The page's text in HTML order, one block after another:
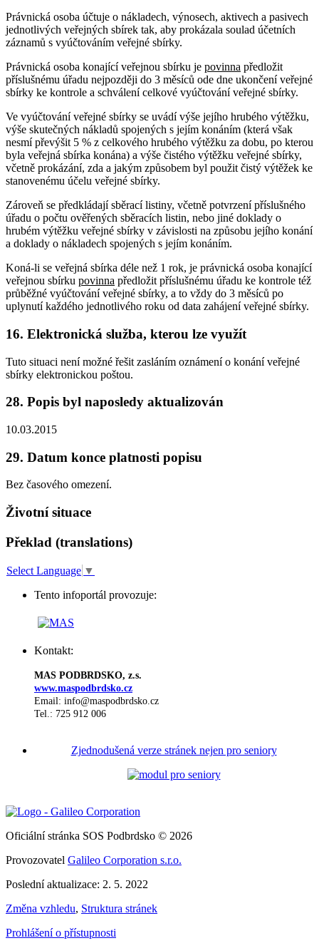
Právnická osoba účtuje o nákladech, výnosech, aktivech a pasivech
jednotlivých veřejných sbírek tak, aby prokázala soulad účetních
záznamů s vyúčtováním veřejné sbírky.
Právnická osoba konající veřejnou sbírku je povinna předložit
příslušnému úřadu nejpozději do 3 měsíců ode dne ukončení veřejné
sbírky ke kontrole a schválení celkové vyúčtování veřejné sbírky.
Ve vyúčtování veřejné sbírky se uvádí výše jejího hrubého výtěžku,
výše skutečných nákladů spojených s jejím konáním (která však
nesmí převýšit 5 % z celkového hrubého výtěžku za dobu, po kterou
byla veřejná sbírka konána) a výše čistého výtěžku veřejné sbírky,
včetně prokázání, zda a jakým způsobem byl použit čistý výtěžek ke
stanovenému účelu veřejné sbírky.
Zároveň se předkládají sběrací listiny, včetně potvrzení příslušného
úřadu o počtu ověřených sběracích listin, nebo jiné doklady o
hrubém výtěžku veřejné sbírky v závislosti na způsobu jejího konání
a doklady o nákladech spojených s jejím konáním.
Koná-li se veřejná sbírka déle než 1 rok, je právnická osoba konající
veřejnou sbírku povinna předložit příslušnému úřadu ke kontrole též
průběžné vyúčtování veřejné sbírky, a to vždy do 3 měsíců po
uplynutí každého jednotlivého roku od data zahájení veřejné sbírky.
16. Elektronická služba, kterou lze využít
Tuto situaci není možné řešit zasláním oznámení o konání veřejné
sbírky elektronickou poštou.
28. Popis byl naposledy aktualizován
10.03.2015
29. Datum konce platnosti popisu
Bez časového omezení.
Životní situace
Překlad (translations)
Select Language ▼
Tento infoportál provozuje:
Kontakt:
MAS PODBRDSKO, z.s.
www.maspodbrdsko.cz
Email: info@maspodbrdsko.cz
Tel.: 725 912 006
Zjednodušená verze stránek nejen pro seniory
Oficiální stránka SOS Podbrdsko © 2026
Provozovatel Galileo Corporation s.r.o.
Poslední aktualizace: 2. 5. 2022
Změna vzhledu, Struktura stránek
Prohlášení o přístupnosti